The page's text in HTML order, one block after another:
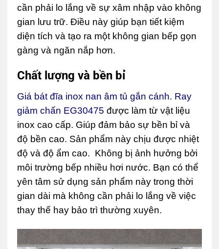
cần phải lo lắng về sự xâm nhập vào không
gian lưu trữ. Điều này giúp bạn tiết kiệm
diện tích và tạo ra một không gian bếp gọn
gàng và ngăn nắp hơn.
Chất lượng và bền bỉ
Giá bát đĩa inox nan âm tủ gắn cánh. Ray
giảm chấn EG30475 được làm từ vật liệu
inox cao cấp. Giúp đảm bảo sự bền bỉ và
độ bền cao. Sản phẩm này chịu được nhiệt
độ và độ ẩm cao. Không bị ảnh hưởng bởi
môi trường bếp nhiều hơi nước. Bạn có thể
yên tâm sử dụng sản phẩm này trong thời
gian dài mà không cần phải lo lắng về việc
thay thế hay bảo trì thường xuyên.